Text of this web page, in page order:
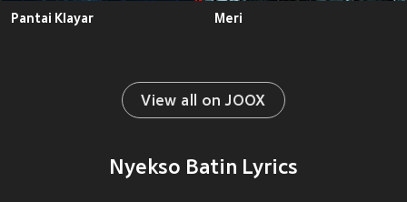
Pantai Klayar Meri
View all on JOOX
Nyekso Batin Lyrics